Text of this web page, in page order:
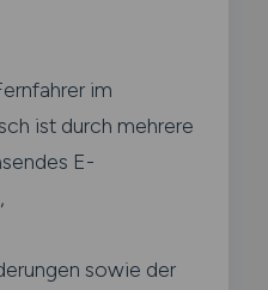
im
ist durch mehrere
E-
sowie der